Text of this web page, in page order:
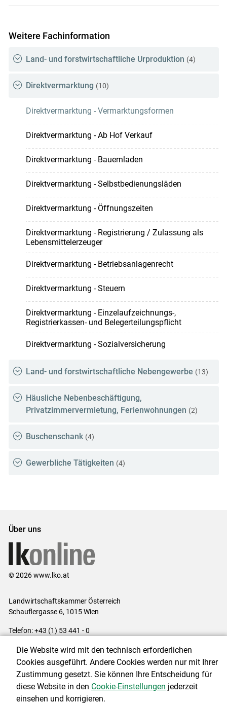
Weitere Fachinformation
Land- und forstwirtschaftliche Urproduktion (4)
Direktvermarktung (10)
Direktvermarktung - Vermarktungsformen
Direktvermarktung - Ab Hof Verkauf
Direktvermarktung - Bauernladen
Direktvermarktung - Selbstbedienungsläden
Direktvermarktung - Öffnungszeiten
Direktvermarktung - Registrierung / Zulassung als
Lebensmittelerzeuger
Direktvermarktung - Betriebsanlagenrecht
Direktvermarktung - Steuern
Direktvermarktung - Einzelaufzeichnungs-,
Registrierkassen- und Belegerteilungspflicht
Direktvermarktung - Sozialversicherung
Land- und forstwirtschaftliche Nebengewerbe (13)
Häusliche Nebenbeschäftigung,
Privatzimmervermietung, Ferienwohnungen (2)
Buschenschank (4)
Gewerbliche Tätigkeiten (4)
Über uns
© 2026 www.lko.at
Landwirtschaftskammer Österreich
Schauflergasse 6, 1015 Wien
Telefon:+43 (1) 53 441 - 0
Impressum|Kontakt|Login für Berater|Datenschutzerklärung|
Barrierefreiheit
Cookie-Einstellungen
Die Website wird mit den technisch erforderlichen
Cookies ausgeführt. Andere Cookies werden nur mit Ihrer
Zustimmung gesetzt. Sie können Ihre Entscheidung für
diese Website in den Cookie-Einstellungen jederzeit
einsehen und korrigieren.